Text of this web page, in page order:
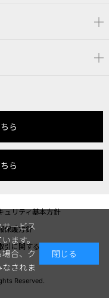
ら
ら
ュリティ基本方針
保護方針
引に関する表記
Reserved.
ービス
ます。
合、ク
されま
閉じる